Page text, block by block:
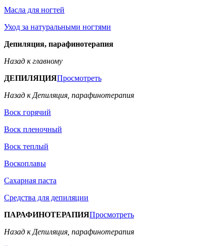
Масла для ногтей
Уход за натуральными ногтями
Депиляция, парафинотерапия
Назад к главному
ДЕПИЛЯЦИЯПросмотреть
Назад к Депиляция, парафинотерапия
Воск горячий
Воск пленочный
Воск теплый
Воскоплавы
Сахарная паста
Средства для депиляции
ПАРАФИНОТЕРАПИЯПросмотреть
Назад к Депиляция, парафинотерапия